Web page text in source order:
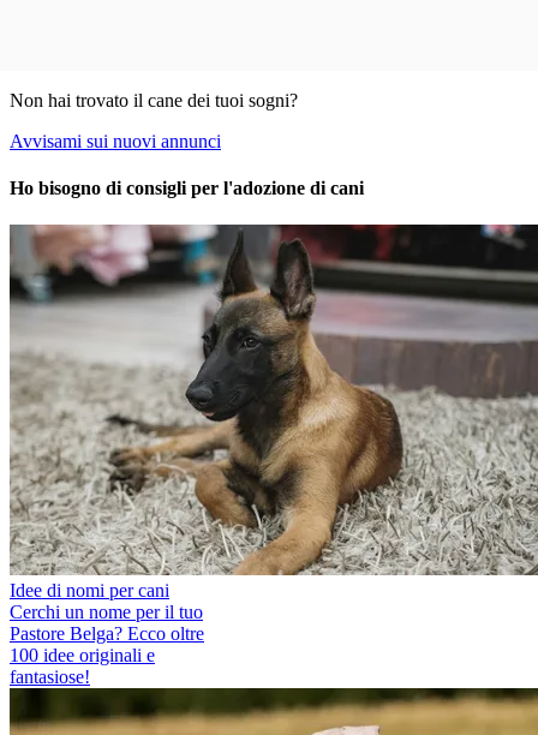
Non hai trovato il cane dei tuoi sogni?
Avvisami sui nuovi annunci
Ho bisogno di consigli per l'adozione di cani
Idee di nomi per cani
Cerchi un nome per il tuo
Pastore Belga? Ecco oltre
100 idee originali e
fantasiose!